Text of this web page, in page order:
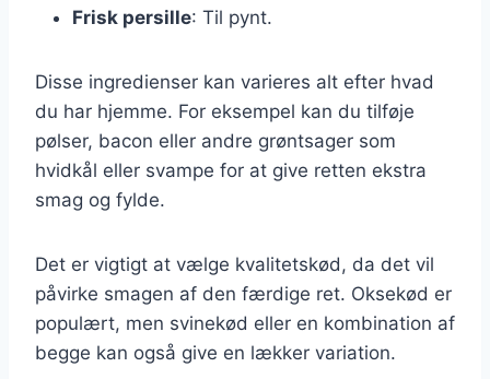
Frisk persille: Til pynt.
Disse ingredienser kan varieres alt efter hvad
du har hjemme. For eksempel kan du tilføje
pølser, bacon eller andre grøntsager som
hvidkål eller svampe for at give retten ekstra
smag og fylde.
Det er vigtigt at vælge kvalitetskød, da det vil
påvirke smagen af den færdige ret. Oksekød er
populært, men svinekød eller en kombination af
begge kan også give en lækker variation.